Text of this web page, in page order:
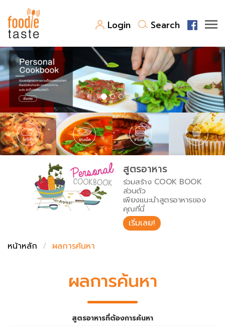
Login Search
สูตรอาหาร
สูตรอาหารล่าสุด
Top Foodie
พาไปชิม
สารพันก้นครัว
เคล็ดลับน่ารู้
เปรียบเทียบหน่วยการตวง
เปรียบเทียบอุณหภูมิ
เปรียบเทียบน้ำหนักวัตถุดิบ
FoodPedia
สร้าง Cookbook
สูตรอาหาร
ร่วมสร้าง COOK BOOK
ส่วนตัว
เพียงแนะนำสูตรอาหารของ
คุณที่นี่
เริ่มเลย!
หน้าหลัก
ผลการค้นหา
ผลการค้นหา
สูตรอาหารที่ต้องการค้นหา